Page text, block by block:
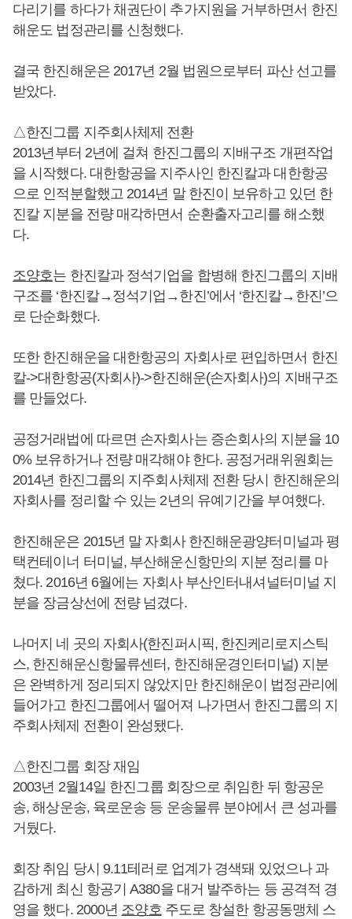
다리기를 하다가 채권단이 추가지원을 거부하면서 한진
해운도 법정관리를 신청했다.
결국 한진해운은 2017년 2월 법원으로부터 파산 선고를
받았다.
△한진그룹 지주회사체제 전환
2013년부터 2년에 걸쳐 한진그룹의 지배구조 개편작업
을 시작했다. 대한항공을 지주사인 한진칼과 대한항공
으로 인적분할했고 2014년 말 한진이 보유하고 있던 한
진칼 지분을 전량 매각하면서 순환출자고리를 해소했
다.
조양호는 한진칼과 정석기업을 합병해 한진그룹의 지배
구조를 ‘한진칼→정석기업→한진’에서 ‘한진칼→한진’으
로 단순화했다.
또한 한진해운을 대한항공의 자회사로 편입하면서 한진
칼->대한항공(자회사)->한진해운(손자회사)의 지배구조
를 만들었다.
공정거래법에 따르면 손자회사는 증손회사의 지분을 10
0% 보유하거나 전량 매각해야 한다. 공정거래위원회는
2014년 한진그룹의 지주회사체제 전환 당시 한진해운의
자회사를 정리할 수 있는 2년의 유예기간을 부여했다.
한진해운은 2015년 말 자회사 한진해운광양터미널과 평
택컨테이너 터미널, 부산해운신항만의 지분 정리를 마
쳤다. 2016년 6월에는 자회사 부산인터내셔널터미널 지
분을 장금상선에 전량 넘겼다.
나머지 네 곳의 자회사(한진퍼시픽, 한진케리로지스틱
스, 한진해운신항물류센터, 한진해운경인터미널) 지분
은 완벽하게 정리되지 않았지만 한진해운이 법정관리에
들어가고 한진그룹에서 떨어져 나가면서 한진그룹의 지
주회사체제 전환이 완성됐다.
△한진그룹 회장 재임
2003년 2월14일 한진그룹 회장으로 취임한 뒤 항공운
송, 해상운송, 육로운송 등 운송물류 분야에서 큰 성과를
거뒀다.
회장 취임 당시 9.11테러로 업계가 경색돼 있었으나 과
감하게 최신 항공기 A380을 대거 발주하는 등 공격적 경
영을 했다. 2000년 조양호 주도로 창설한 항공동맹체 스